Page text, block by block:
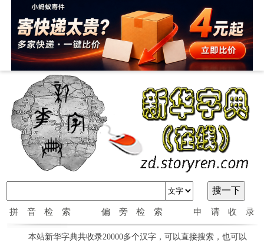
拼音检索 偏旁检索 申请收录
本站新华字典共收录20000多个汉字，可以直接搜索，也可以